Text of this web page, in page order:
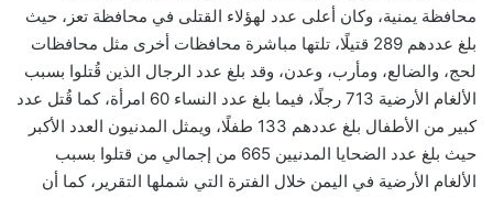
محافظة يمنية، وكان أعلى عدد لهؤلاء القتلى في محافظة تعز، حيث
بلغ عددهم 289 قتيلًا، تلتها مباشرة محافظات أخرى مثل محافظات
لحج، والضالع، ومأرب، وعدن، وقد بلغ عدد الرجال الذين قُتلوا بسبب
الألغام الأرضية 713 رجلًا، فيما بلغ عدد النساء 60 امرأة، كما قُتل عدد
كبير من الأطفال بلغ عددهم 133 طفلًا، ويمثل المدنيون العدد الأكبر
حيث بلغ عدد الضحايا المدنيين 665 من إجمالي من قتلوا بسبب
الألغام الأرضية في اليمن خلال الفترة التي شملها التقرير، كما أن